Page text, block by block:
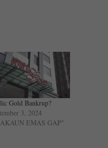
Gold Bankrup?
3, 2024
EMAS GAP"